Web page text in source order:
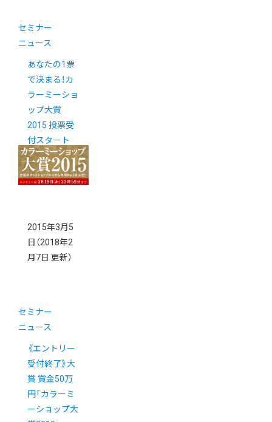
セミナー
ニュース
あなたの1票
で決まる！カ
ラーミーショ
ップ大賞
2015 投票受
付スタート
2015年3月5
日 （2018年2
月7日 更新）
セミナー
ニュース
《エントリー
受付終了》大
賞 賞金50万
円「カラーミ
ーショップ大